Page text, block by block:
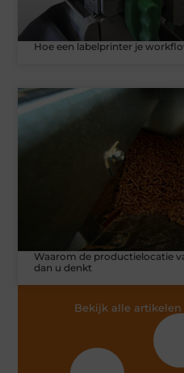
Hoe een labelprinter je
Waarom de productielocatie
dan u denkt
Bekijk alle